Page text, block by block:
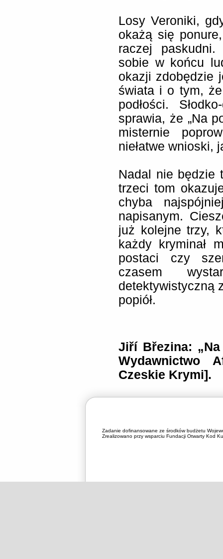
Losy Veroniki,
okażą się
raczej
sobie w końcu
okazji zdobędzie
świata i o tym,
podłości.
sprawia, że „Na
misternie
niełatwe wnioski,
Nadal nie będzie
trzeci tom
chyba
napisanym.
już kolejne trzy,
każdy kryminał
postaci czy
czasem
detektywistyczną
popiół.
Jiří Březina: „Na
Wydawnictwo
Czeskie Krymi].
Zadanie dofinansowane ze środków budżetu
Zrealizowano przy wsparciu Fundacji Otwarty Kod